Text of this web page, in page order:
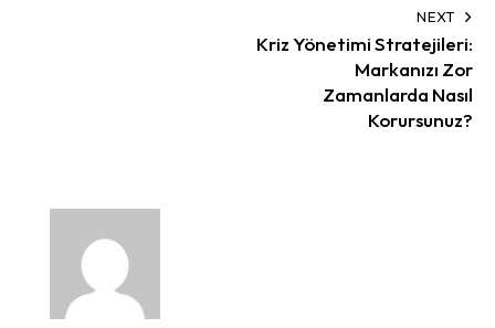
NEXT
Kriz Yönetimi Stratejileri:
Markanızı Zor
Zamanlarda Nasıl
Korursunuz?